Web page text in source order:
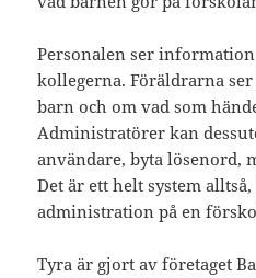
Personalen ser
kollegerna. Föräldrarna
barn och om vad som
Administratörer kan
användare, byta lösenord,
Det är ett helt system
administration på en
Tyra är gjort av företaget